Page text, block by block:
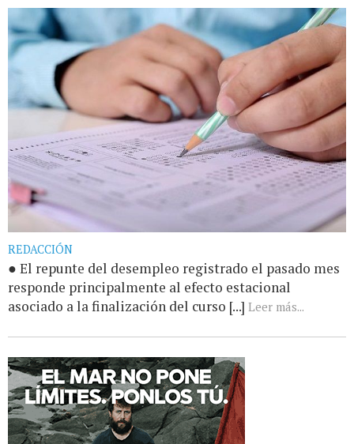
REDACCIÓN
● El repunte del desempleo registrado el pasado mes
responde principalmente al efecto estacional
asociado a la finalización del curso [...] Leer más...